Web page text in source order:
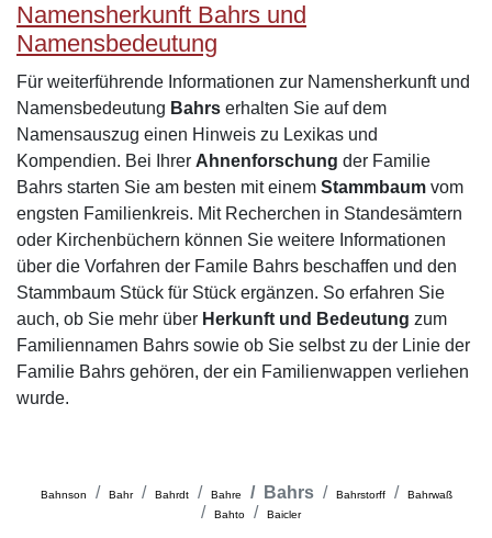
Namensherkunft Bahrs und
Namensbedeutung
Für weiterführende Informationen zur Namensherkunft und
Namensbedeutung Bahrs erhalten Sie auf dem
Namensauszug einen Hinweis zu Lexikas und
Kompendien. Bei Ihrer Ahnenforschung der Familie
Bahrs starten Sie am besten mit einem Stammbaum vom
engsten Familienkreis. Mit Recherchen in Standesämtern
oder Kirchenbüchern können Sie weitere Informationen
über die Vorfahren der Famile Bahrs beschaffen und den
Stammbaum Stück für Stück ergänzen. So erfahren Sie
auch, ob Sie mehr über Herkunft und Bedeutung zum
Familiennamen Bahrs sowie ob Sie selbst zu der Linie der
Familie Bahrs gehören, der ein Familienwappen verliehen
wurde.
Bahnson Bahr Bahrdt Bahre Bahrs Bahrstorff
Bahrwaß
Bahto
Baicler